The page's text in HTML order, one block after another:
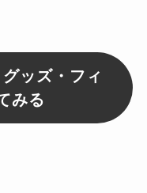
ッズ・フィ
みる